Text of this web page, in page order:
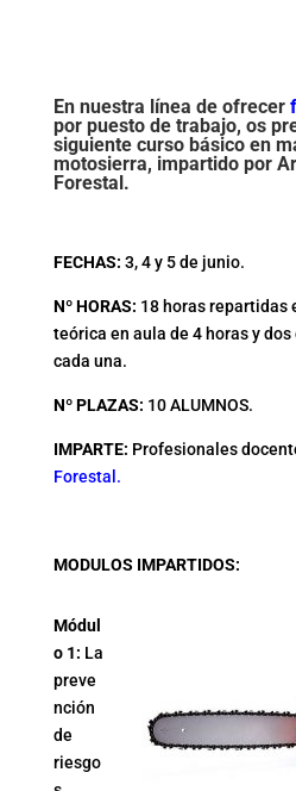
En nuestra línea de ofrecer
por puesto de trabajo, os
siguiente curso básico en
motosierra, impartido por
Forestal.
FECHAS: 3, 4 y 5 de junio.
Nº HORAS: 18 horas repartidas
teórica en aula de 4 horas y
cada una.
Nº PLAZAS: 10 ALUMNOS.
IMPARTE: Profesionales
Forestal.
MODULOS IMPARTIDOS:
Módul
o 1: La
preve
nción
de
riesgo